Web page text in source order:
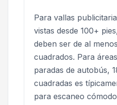
Para vallas
vistas desde 100+
deben ser de al
cuadrados. Para
paradas de autobús,
cuadradas es
para escaneo